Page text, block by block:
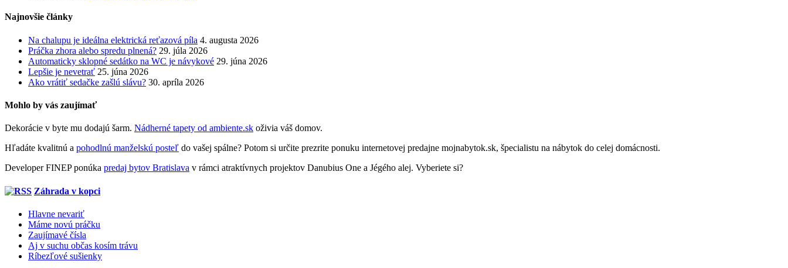
Najnovšie články
Na chalupu je ideálna elektrická reťazová píla 4. augusta 2026
Práčka zhora alebo spredu plnená? 29. júla 2026
Automaticky sklopné sedátko na WC je návykové 29. júna 2026
Lepšie je nevetrať 25. júna 2026
Ako vrátiť sedačke zašlú slávu? 30. apríla 2026
Mohlo by vás zaujímať
Dekorácie v byte mu dodajú šarm. Nádherné tapety od ambiente.sk oživia váš domov.
Hľadáte kvalitnú a pohodlnú manželskú posteľ do vašej spálne? Potom si určite prezrite ponuku internetovej predajne mojnabytok.sk, špecialistu na nábytok do celej domácnosti.
Developer FINEP ponúka predaj bytov Bratislava v rámci atraktívnych projektov Danubius One a Jégého alej. Vyberiete si?
Záhrada v kopci
Hlavne nevariť
Máme novú práčku
Zaujímavé čísla
Aj v suchu občas kosím trávu
Ríbezľové sušienky